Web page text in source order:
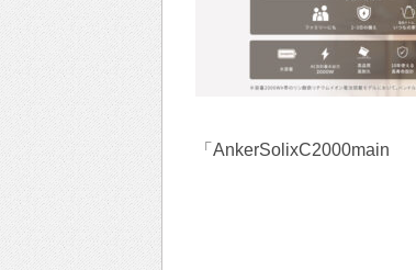
「AnkerSolixC2000main